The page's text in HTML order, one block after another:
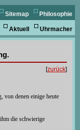
Philosophie
Sitemap
Uhrmacher
Aktuell
[zurück]
von denen einige heute
die schwierige